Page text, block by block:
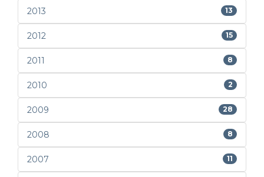
2013 13
2012 15
2011 8
2010 2
2009 28
2008 8
2007 11